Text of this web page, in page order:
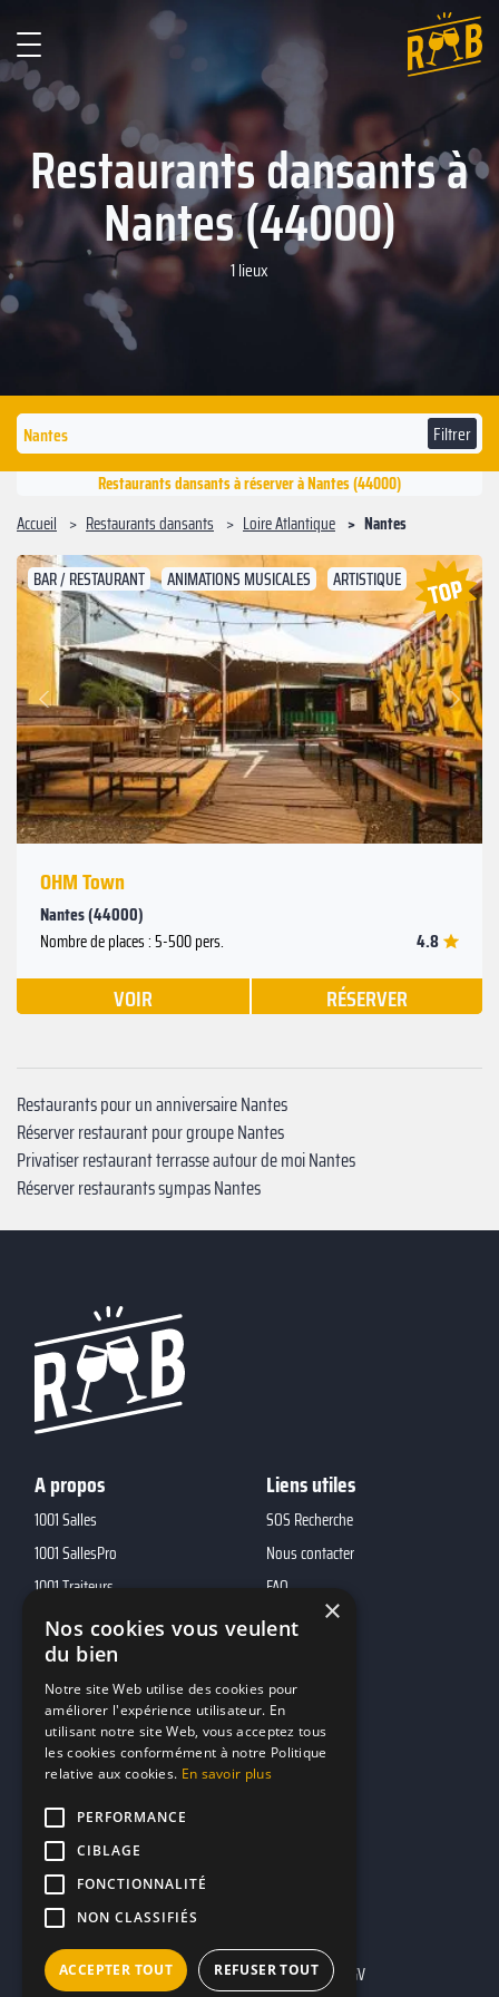
Restaurants dansants à
Nantes (44000)
1 lieux
Filtrer
Restaurants dansants à réserver à Nantes (44000)
Accueil
Restaurants dansants Loire Atlantique Nantes
BAR / RESTAURANT ANIMATIONS MUSICALES ARTISTIQUE
Précédent
Suivant
OHM Town
Nantes (44000)
Nombre de places : 5-500 pers. 4.8
VOIR RÉSERVER
Restaurants pour un anniversaire Nantes
Réserver restaurant pour groupe Nantes
Privatiser restaurant terrasse autour de moi Nantes
Réserver restaurants sympas Nantes
A propos
1001 Salles
1001 SallesPro
1001 Traiteurs
1001 DJ
10h01
MP2
Liens utiles
SOS Recherche
Nous contacter
FAQ
Contacts
marketing@reserverunbar.fr
11 rue Maurice Grandcoing
94200 Ivry-sur-Seine
Mentions légales CGU CGV
×
Nos cookies vous veulent
du bien
Notre site Web utilise des cookies pour
améliorer l'expérience utilisateur. En
utilisant notre site Web, vous acceptez tous
les cookies conformément à notre Politique
relative aux cookies. En savoir plus
PERFORMANCE
CIBLAGE
FONCTIONNALITÉ
NON CLASSIFIÉS
ACCEPTER TOUT REFUSER TOUT